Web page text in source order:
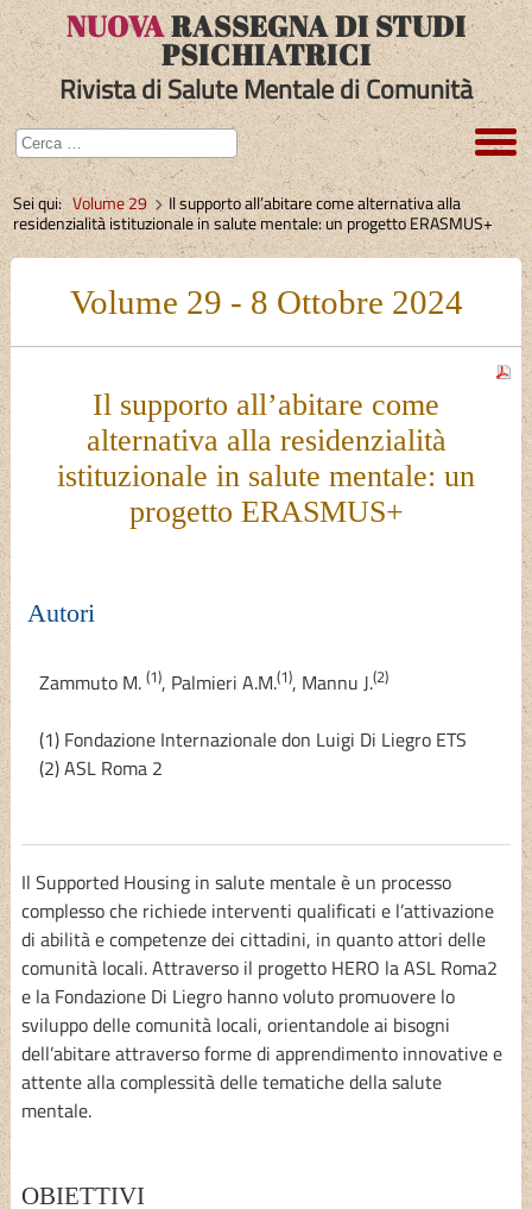
NUOVARASSEGNA DI STUDI
PSICHIATRICI
Rivista di Salute Mentale di Comunità
Sei qui:Volume 29
Il supporto all’abitare come alternativa alla
residenzialità istituzionale in salute mentale: un progetto ERASMUS+
Volume 29 - 8 Ottobre 2024
Il supporto all’abitare come
alternativa alla residenzialità
istituzionale in salute mentale: un
progetto ERASMUS+
Autori
Zammuto M. (1), Palmieri A.M.(1), Mannu J.(2)
(1) Fondazione Internazionale don Luigi Di Liegro ETS
(2) ASL Roma 2
Il Supported Housing in salute mentale è un processo
complesso che richiede interventi qualificati e l’attivazione
di abilità e competenze dei cittadini, in quanto attori delle
comunità locali. Attraverso il progetto HERO la ASL Roma2
e la Fondazione Di Liegro hanno voluto promuovere lo
sviluppo delle comunità locali, orientandole ai bisogni
dell’abitare attraverso forme di apprendimento innovative e
attente alla complessità delle tematiche della salute
mentale.
OBIETTIVI